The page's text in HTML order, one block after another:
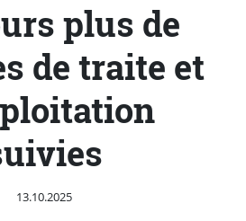
plus de
de traite et
Publié le
13.10.2025